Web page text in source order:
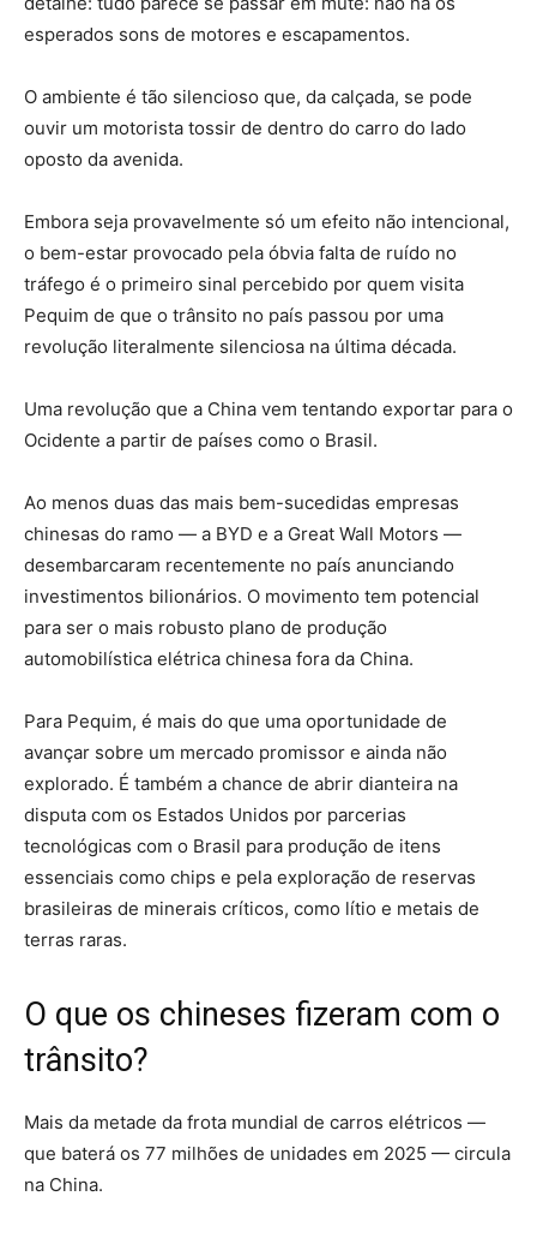
esperados sons de motores e escapamentos.
O ambiente é tão silencioso que, da calçada, se pode
ouvir um motorista tossir de dentro do carro do lado
oposto da avenida.
Embora seja provavelmente só um efeito não intencional,
o bem-estar provocado pela óbvia falta de ruído no
tráfego é o primeiro sinal percebido por quem visita
Pequim de que o trânsito no país passou por uma
revolução literalmente silenciosa na última década.
Uma revolução que a China vem tentando exportar para o
Ocidente a partir de países como o Brasil.
Ao menos duas das mais bem-sucedidas empresas
chinesas do ramo — a BYD e a Great Wall Motors —
desembarcaram recentemente no país anunciando
investimentos bilionários. O movimento tem potencial
para ser o mais robusto plano de produção
automobilística elétrica chinesa fora da China.
Para Pequim, é mais do que uma oportunidade de
avançar sobre um mercado promissor e ainda não
explorado. É também a chance de abrir dianteira na
disputa com os Estados Unidos por parcerias
tecnológicas com o Brasil para produção de itens
essenciais como chips e pela exploração de reservas
brasileiras de minerais críticos, como lítio e metais de
terras raras.
O que os chineses fizeram com o
trânsito?
Mais da metade da frota mundial de carros elétricos —
que baterá os 77 milhões de unidades em 2025 — circula
na China.